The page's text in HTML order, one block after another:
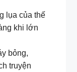
lụa của thế
khi lớn
bỏng,
truyện